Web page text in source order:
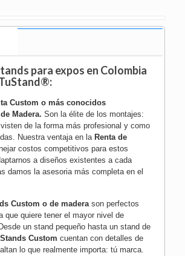
para expos en Colombia
Custom o más conocidos
Madera. Son la élite de los montajes:
de la forma más profesional y como
Nuestra ventaja en la Renta de
costos competitivos para estos
a diseños existentes a cada
damos la asesoria más completa en el
Custom o de maderason perfectos
que quiere tener el mayor nivel de
un stand pequeño hasta un stand de
Stands Custom cuentan con detalles de
lo que realmente importa: tú marca.